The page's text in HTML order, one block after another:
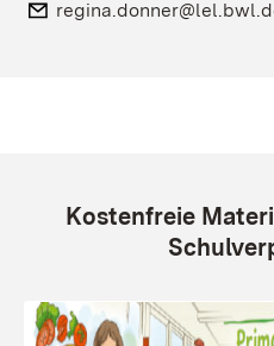
E-Mail:
Kostenfreie